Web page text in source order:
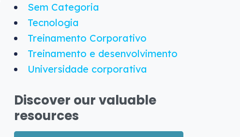
Sem Categoria
Tecnologia
Treinamento Corporativo
Treinamento e desenvolvimento
Universidade corporativa
Discover our valuable
resources